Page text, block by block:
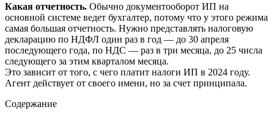
Какая отчетность. Обычно документооборот ИП на
основной системе ведет бухгалтер, потому что у этого режима
самая большая отчетность. Нужно представлять налоговую
декларацию по НДФЛ один раз в год — до 30 апреля
последующего года, по НДС — раз в три месяца, до 25 числа
следующего за этим кварталом месяца.
Это зависит от того, с чего платит налоги ИП в 2024 году.
Агент действует от своего имени, но за счет принципала.
Содержание